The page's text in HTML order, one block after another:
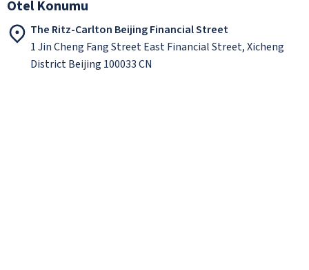
Otel Konumu
The Ritz-Carlton Beijing Financial Street
1 Jin Cheng Fang Street East Financial Street, Xicheng
District Beijing 100033 CN